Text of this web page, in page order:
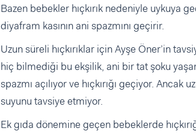
Bazen bebekler hıçkırık nedeniyle uykuya
diyafram kasının ani spazmını geçirir.
Uzun süreli hıçkırıklar için Ayşe Öner’in
hiç bilmediği bu ekşilik, ani bir tat şoku
spazmı açılıyor ve hıçkırığı geçiyor.
suyunu tavsiye etmiyor.
Ek gıda dönemine geçen bebeklerde